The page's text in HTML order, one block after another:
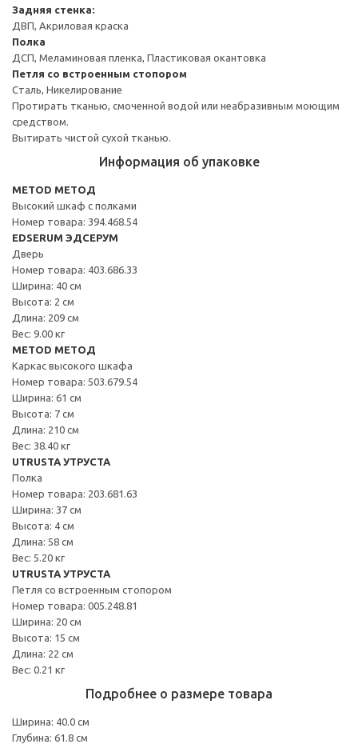
Задняя стенка:
ДВП, Акриловая краска
Полка
ДСП, Меламиновая пленка, Пластиковая окантовка
Петля со встроенным стопором
Сталь, Никелирование
Протирать тканью, смоченной водой или неабразивным моющим
средством.
Вытирать чистой сухой тканью.
Информация об упаковке
METOD МЕТОД
Высокий шкаф с полками
Номер товара: 394.468.54
EDSERUM ЭДСЕРУМ
Дверь
Номер товара: 403.686.33
Ширина: 40 см
Высота: 2 см
Длина: 209 см
Вес: 9.00 кг
METOD МЕТОД
Каркас высокого шкафа
Номер товара: 503.679.54
Ширина: 61 см
Высота: 7 см
Длина: 210 см
Вес: 38.40 кг
UTRUSTA УТРУСТА
Полка
Номер товара: 203.681.63
Ширина: 37 см
Высота: 4 см
Длина: 58 см
Вес: 5.20 кг
UTRUSTA УТРУСТА
Петля со встроенным стопором
Номер товара: 005.248.81
Ширина: 20 см
Высота: 15 см
Длина: 22 см
Вес: 0.21 кг
Подробнее о размере товара
Ширина: 40.0 см
Глубина: 61.8 см